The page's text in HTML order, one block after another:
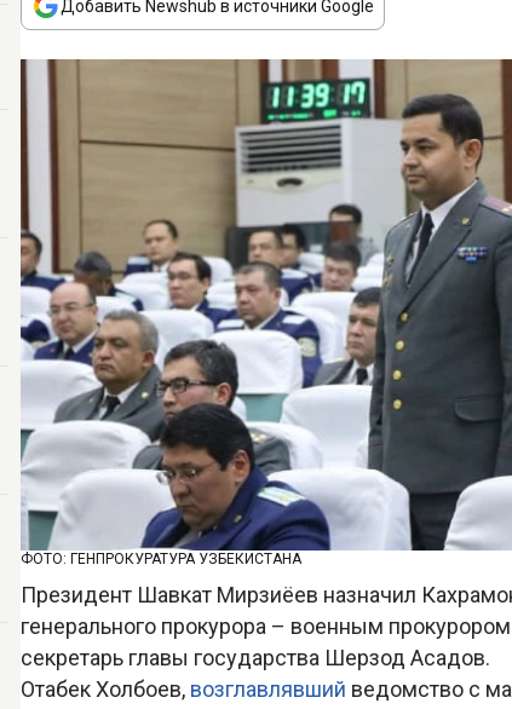
Добавить Newshub в источники Google
ФОТО: ГЕНПРОКУРАТУРА УЗБЕКИСТАНА
Президент Шавкат Мирзиёев назначил
генерального прокурора – военным
секретарь главы государства Шерзод Асадов.
Отабек Холбоев, возглавлявший ведомство с